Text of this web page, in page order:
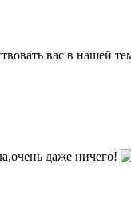
вас в нашей
даже ничего!